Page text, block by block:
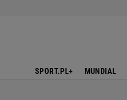
SPORT.PL+ MUNDIAL